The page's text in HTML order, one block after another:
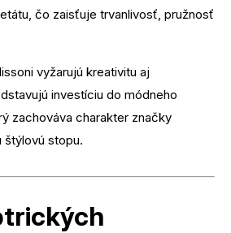
čo zaisťuje trvanlivosť, pružnosť
vyžarujú kreativitu aj
investíciu do módneho
zachováva charakter značky
štýlovú stopu.